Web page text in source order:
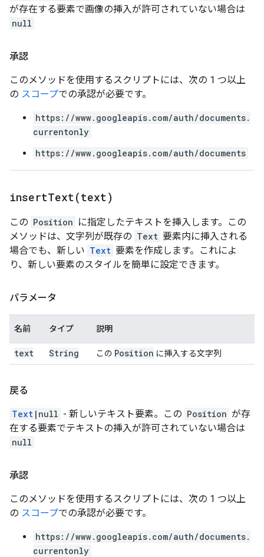
が存在する要素で画像の挿入が許可されていない場合は
null
承認
このメソッドを使用するスクリプトには、次の 1 つ以上
の スコープでの承認が必要です。
https://www.googleapis.com/auth/documents.
currentonly
https://www.googleapis.com/auth/documents
insertText(text)
この Position に指定したテキストを挿入します。この
メソッドは、文字列が既存の Text 要素内に挿入される
場合でも、新しい Text 要素を作成します。これによ
り、新しい要素のスタイルを簡単に設定できます。
パラメータ
名前 タイプ 説明
text String この Position に挿入する文字列
戻る
Text |null - 新しいテキスト要素。この Position が存
在する要素でテキストの挿入が許可されていない場合は
null
承認
このメソッドを使用するスクリプトには、次の 1 つ以上
の スコープでの承認が必要です。
https://www.googleapis.com/auth/documents.
currentonly